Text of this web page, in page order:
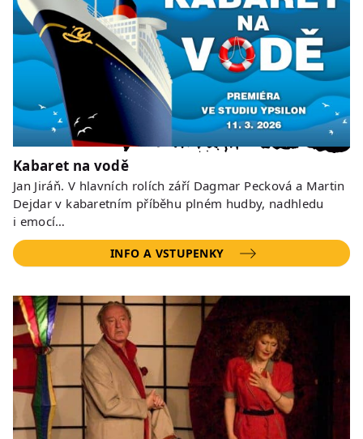
Kabaret na vodě
Jan Jiráň. V hlavních rolích září Dagmar Pecková a Martin
Dejdar v kabaretním příběhu plném hudby, nadhledu
i emocí…
INFO A VSTUPENKY